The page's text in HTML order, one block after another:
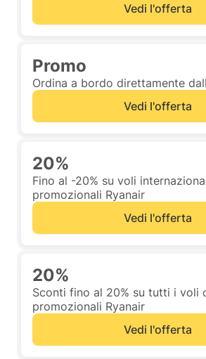
Vedi l'offerta
Promo
Ordina a bordo direttamente
Vedi l'offerta
20%
Fino al -20% su voli
promozionali Ryanair
Vedi l'offerta
20%
Sconti fino al 20% su tutti i voli
promozionali Ryanair
Vedi l'offerta